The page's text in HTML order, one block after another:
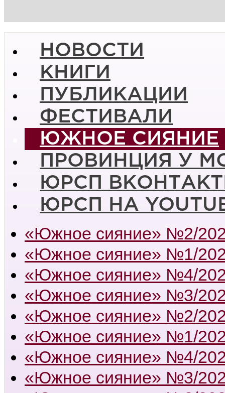
НОВОСТИ
КНИГИ
ПУБЛИКАЦИИ
ФЕСТИВАЛИ
ЮЖНОЕ СИЯНИЕ
ПРОВИНЦИЯ У
ЮРСП
ЮРСП НА
«Южное сияние» №2/
«Южное сияние» №1/
«Южное сияние» №4/
«Южное сияние» №3/
«Южное сияние» №2/
«Южное сияние» №1/
«Южное сияние» №4/
«Южное сияние» №3/